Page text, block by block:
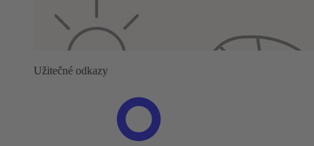
Užitečné odkazy